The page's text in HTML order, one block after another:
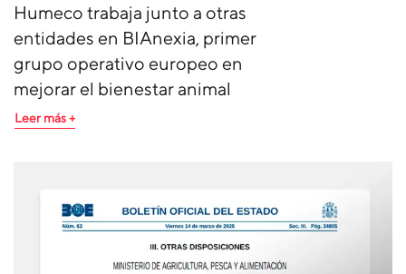
Humeco trabaja junto a otras
entidades en BIAnexia, primer
grupo operativo europeo en
mejorar el bienestar animal
Leer más +